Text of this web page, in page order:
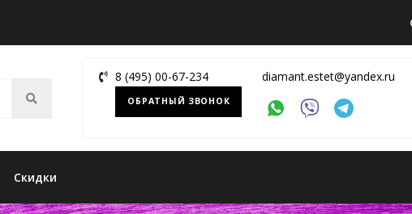
8 (495) 00-67-234
ОБРАТНЫЙ ЗВОНОК
diamant.estet@yandex.ru
Скидки